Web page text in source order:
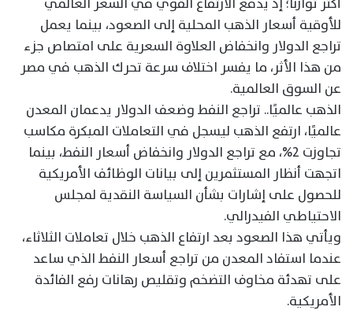
للأوقية أسعار الذهب المحلية إلى الصعود، بينما يعمل
تراجع الدولار وانخفاض العلاوة السعرية على امتصاص جزء
من هذا الأثر، ما يفسر اختلاف سرعة تحرك الذهب في مصر
عن السوق العالمية.
الذهب عالميًا.. تراجع النفط وضعف الدولار يدعمان المعدن
عالميًا، ارتفع الذهب ليسجل في التعاملات المبكرة مكاسب
تجاوزت 2%، مع تراجع الدولار وانخفاض أسعار النفط، بينما
اتجهت أنظار المستثمرين إلى بيانات الوظائف الأمريكية
للحصول على إشارات بشأن السياسة النقدية لمجلس
الاحتياطي الفيدرالي.
ويأتي هذا الصعود بعد ارتفاع الذهب خلال تعاملات الثلاثاء،
عندما استفاد المعدن من تراجع أسعار النفط الذي ساعد
على تهدئة مخاوف التضخم وتقليص رهانات رفع الفائدة
الأمريكية.